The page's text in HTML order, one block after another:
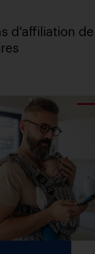
d'affiliation de